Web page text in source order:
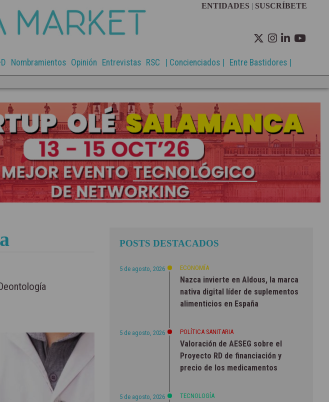
ENTIDADES | SUSCRÍBETE
Nombramientos Opinión Entrevistas RSC | Concienciados | Entre Bastidores |
POSTS DESTACADOS
5 de agosto, 2026 ECONOMÍA
Nazca invierte en Aldous, la marca
nativa digital líder de suplementos
alimenticios en España
5 de agosto, 2026 POLÍTICA SANITARIA
Valoración de AESEG sobre el
Proyecto RD de financiación y
precio de los medicamentos
5 de agosto, 2026 TECNOLOGÍA